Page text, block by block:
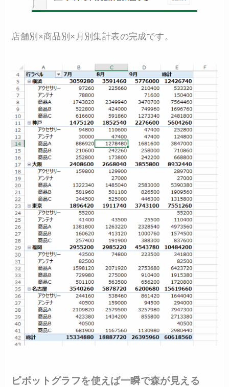
店舗別×商品別×月別集計表の完成です。
ピボットグラフを使えば一瞬で森が見える